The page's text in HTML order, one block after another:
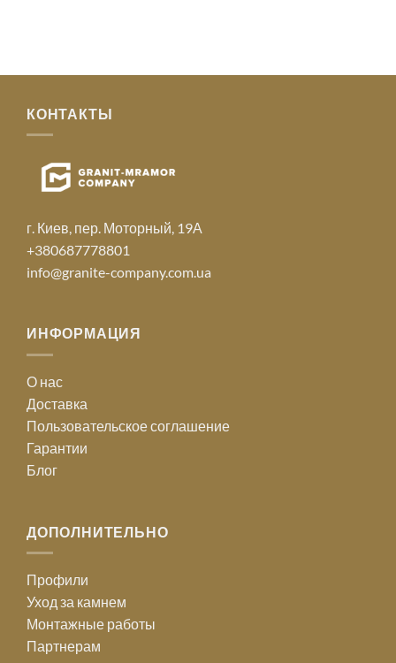
КОНТАКТЫ
г. Киев, пер. Моторный, 19А
+380687778801
info@granite-company.com.ua
ИНФОРМАЦИЯ
О нас
Доставка
Пользовательское соглашение
Гарантии
Блог
ДОПОЛНИТЕЛЬНО
Профили
Уход за камнем
Монтажные работы
Партнерам